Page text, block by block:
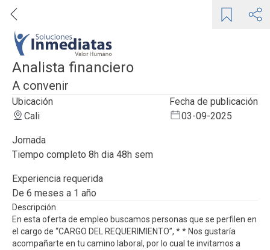
Analista financiero
A convenir
Ubicación
Cali
Fecha de publicación
03-09-2025
Jornada
tiempo completo 8h dia 48h sem
Experiencia requerida
de 6 meses a 1 año
Descripción
En esta oferta de empleo buscamos personas que se perfilen en
el cargo de “CARGO DEL REQUERIMIENTO”, * * Nos gustaría
acompañarte en tu camino laboral, por lo cual te invitamos a